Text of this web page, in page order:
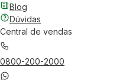
Blog
Dúvidas
Central de vendas
0800-200-2000